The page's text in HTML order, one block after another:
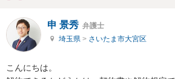
申 景秀 弁護士
埼玉県 > さいたま市大宮区
こんにちは。